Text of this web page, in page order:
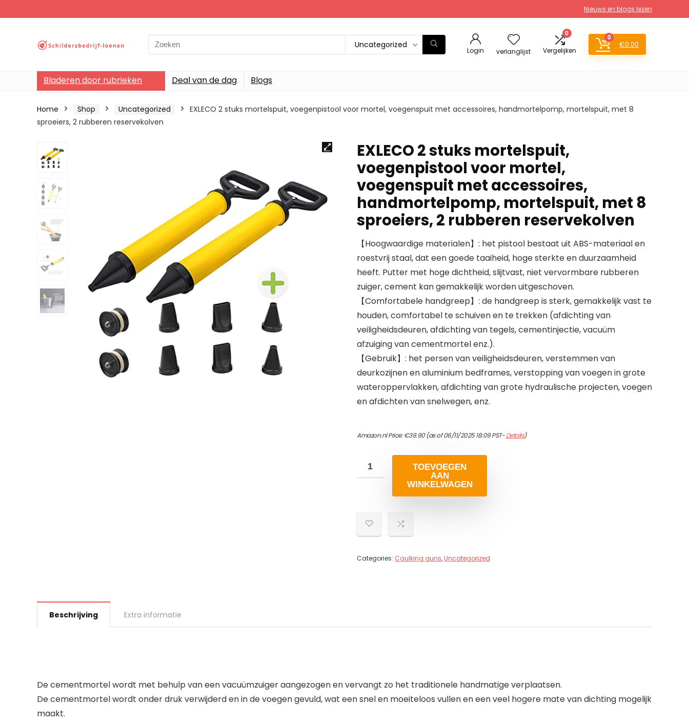
Nieuws en blogs lezen
Search
for:
Uncategorized
Login verlanglijst
0
Vergelijken
0
€0.00
Bladeren door rubrieken Deal van de dag Blogs
Home Shop Uncategorized
EXLECO 2 stuks mortelspuit, voegenpistool voor mortel, voegenspuit met accessoires, handmortelpomp, mortelspuit, met 8
sproeiers, 2 rubberen reservekolven
EXLECO 2 stuks mortelspuit,
voegenpistool voor mortel,
voegenspuit met accessoires,
handmortelpomp, mortelspuit, met 8
sproeiers, 2 rubberen reservekolven
【Hoogwaardige materialen】: het pistool bestaat uit ABS-materiaal en
roestvrij staal, dat een goede taaiheid, hoge sterkte en duurzaamheid
heeft. Putter met hoge dichtheid, slijtvast, niet vervormbare rubberen
zuiger, cement kan gemakkelijk worden uitgeschoven.
【Comfortabele handgreep】: de handgreep is sterk, gemakkelijk vast te
houden, comfortabel te schuiven en te trekken (afdichting van
veiligheidsdeuren, afdichting van tegels, cementinjectie, vacuüm
afzuiging van cementmortel enz.).
【Gebruik】: het persen van veiligheidsdeuren, verstemmen van
deurkozijnen en aluminium bedframes, verstopping van voegen in grote
wateroppervlakken, afdichting van grote hydraulische projecten, voegen
en afdichten van snelwegen, enz.
Amazon.nl Price:€39.90(as of 06/11/2025 18:09 PST-Details)
TOEVOEGEN
AAN
WINKELWAGEN
Categories: Caulking guns,Uncategorized
Beschrijving Extra informatie
De cementmortel wordt met behulp van een vacuümzuiger aangezogen en vervangt zo het traditionele handmatige verplaatsen.
De cementmortel wordt onder druk verwijderd en in de voegen gevuld, wat een snel en moeiteloos vullen en een veel hogere mate van dichting mogelijk
maakt.